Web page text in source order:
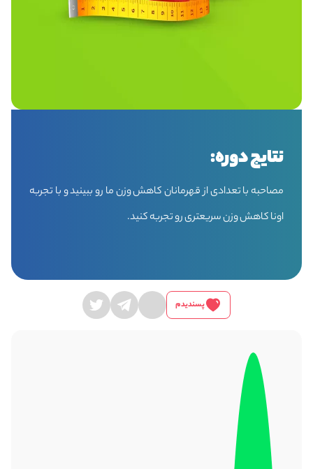
نتایج دوره:
مصاحبه با تعدادی از قهرمانان کاهش وزن ما رو ببینید و با تجربه
اونا کاهش وزن سریعتری رو تجربه کنید.
پسندیدم